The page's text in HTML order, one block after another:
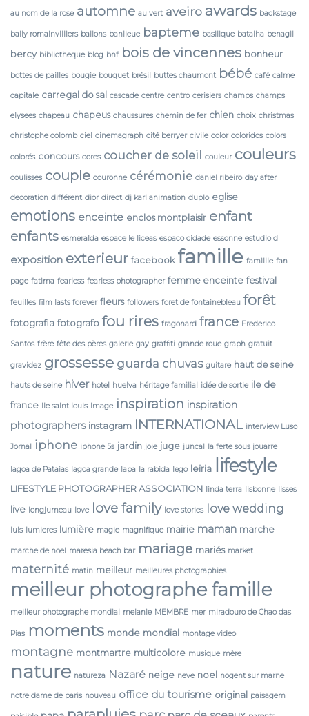
au nom de la rose automne au vert aveiro awards backstage
baily romainvilliers ballons banlieue bapteme basilique batalha benagil
bercy bibliotheque blog bnf bois de vincennes bonheur
bottes de pailles bougie bouquet brésil buttes chaumont bébé café calme
capitale carregal do sal cascade centre centro cerisiers champs champs
elysees chapeau chapeus chaussures chemin de fer chien choix christmas
christophe colomb ciel cinemagraph cité berryer civile color coloridos colors
colorés concours cores coucher de soleil couleur couleurs
coulisses couple couronne cérémonie daniel ribeiro day after
decoration différent dior direct dj karl animation duplo eglise
emotions enceinte enclos montplaisir enfant
enfants esmeralda espace le liceas espaco cidade essonne estudio d
exposition exterieur facebook famille famillle fan
page fatima fearless fearless photographer femme enceinte festival
feuilles film lasts forever fleurs followers foret de fontainebleau forêt
fotografia fotografo fou rires fragonard france Frederico
Santos frère fête des pères galerie gay graffiti grande roue graph gratuit
gravidez grossesse guarda chuvas guitare haut de seine
hauts de seine hiver hotel huelva héritage familial idée de sortie ile de
france ile saint louis image inspiration inspiration
photographers instagram INTERNATIONAL interview Luso
Jornal iphone iphone 5s jardin joie juge juncal la ferte sous jouarre
lagoa de Pataias lagoa grande lapa la rabida lego leiria lifestyle
LIFESTYLE PHOTOGRAPHER ASSOCIATION linda terra lisbonne lisses
live longjumeau love love family love stories love wedding
luis lumieres lumière magie magnifique mairie maman marche
marche de noel maresia beach bar mariage mariés market
maternité matin meilleur meilleures photographies
meilleur photographe famille
meilleur photographe mondial melanie MEMBRE mer miradouro de Chao das
Pias moments monde mondial montage video
montagne montmartre multicolore musique mère
nature natureza Nazaré neige neve noel nogent sur marne
notre dame de paris nouveau office du tourisme original paisagem